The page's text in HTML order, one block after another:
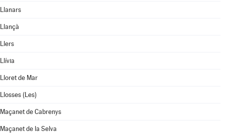
Llanars
Llançà
Llers
Llívia
Lloret de Mar
Llosses (Les)
Maçanet de Cabrenys
Maçanet de la Selva